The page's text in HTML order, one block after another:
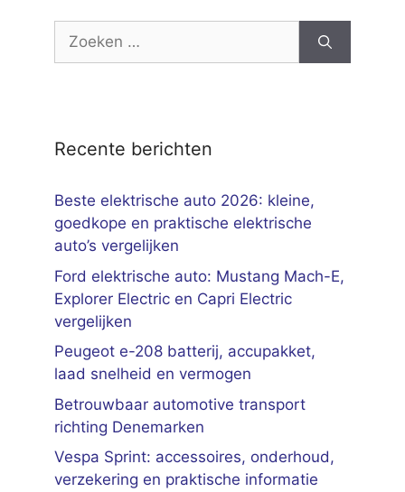
Zoek
Recente berichten
Beste elektrische auto 2026: kleine,
goedkope en praktische elektrische
auto’s vergelijken
Ford elektrische auto: Mustang Mach-E,
Explorer Electric en Capri Electric
vergelijken
Peugeot e-208 batterij, accupakket,
laad snelheid en vermogen
Betrouwbaar automotive transport
richting Denemarken
Vespa Sprint: accessoires, onderhoud,
verzekering en praktische informatie